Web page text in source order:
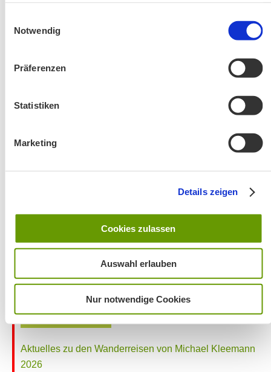
Notwendig
Präferenzen
Statistiken
Marketing
Details zeigen
Cookies zulassen
Auswahl erlauben
Nur notwendige Cookies
Café Pauli / Das Bergpanorama rund um Aschau
Aktuelles zu den Wanderreisen von Michael Kleemann
2026